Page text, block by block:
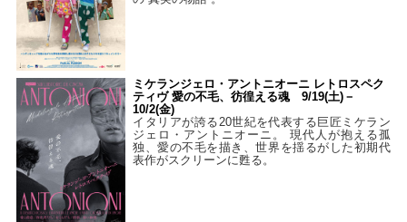
ミケランジェロ・アントニオーニ レトロスペク
ティヴ 愛の不毛、彷徨える魂 9/19(土)－
10/2(金)
イタリアが誇る20世紀を代表する巨匠ミケラン
ジェロ・アントニオーニ。 現代人が抱える孤
独、愛の不毛を描き、世界を揺るがした初期代
表作がスクリーンに甦る。